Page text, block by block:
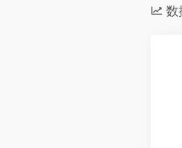
数